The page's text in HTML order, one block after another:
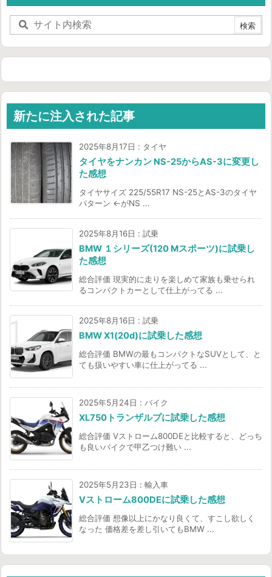
新たに注入された記事
2025年8月17日 : タイヤ
タイヤをナンカン NS-25からAS-3に変更し
た感想
タイヤサイズ 225/55R17 NS-25とAS-3のタイヤ
パターン ←がNS ...
2025年8月16日 : 試乗
BMW １シリーズ(120 Mスポーツ)に試乗し
た感想
総合評価 現実的に走りを楽しめて家族も乗せられ
るコンパクトカーとして仕上がってる ...
2025年8月16日 : 試乗
BMW X1(20d)に試乗した感想
総合評価 BMWの最もコンパクトなSUVとして、と
ても扱いやすい車に仕上がってる ...
2025年5月24日 : バイク
XL750トランザルプに試乗した感想
総合評価 Vストローム800DEと比較すると、どっち
も良いバイクで甲乙つけ難い ...
2025年5月23日 : 輸入車
Vストローム800DEに試乗した感想
総合評価 想像以上にかなり良くて、すこし欲しく
なった 価格差を差し引いてもBMW ...